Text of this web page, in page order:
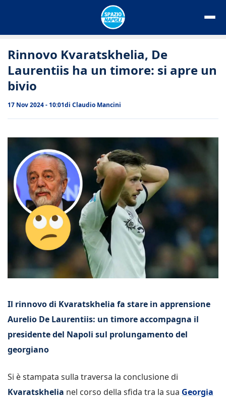
Rinnovo Kvaratskhelia, De
Laurentiis ha un timore: si apre un
bivio
17 Nov 2024 - 10:01di Claudio Mancini
Il rinnovo di Kvaratskhelia fa stare in apprensione
Aurelio De Laurentiis: un timore accompagna il
presidente del Napoli sul prolungamento del
georgiano
Si è stampata sulla traversa la conclusione di
Kvaratskhelia nel corso della sfida tra la sua Georgia